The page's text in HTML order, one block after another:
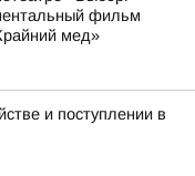
фильм
мед»
и поступлении в